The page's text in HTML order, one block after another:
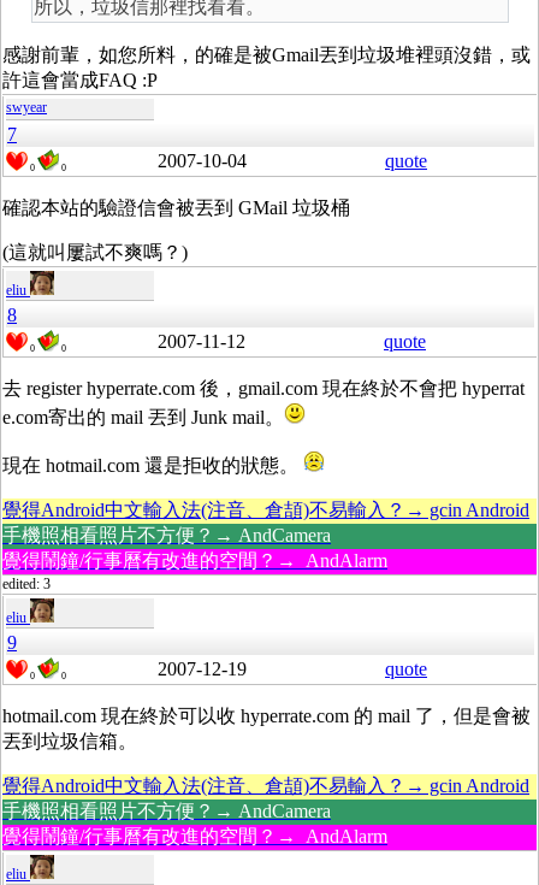
所以，垃圾信那裡找看看。
感謝前輩，如您所料，的確是被Gmail丟到垃圾堆裡頭沒錯，或
許這會當成FAQ :P
swyear
7
0 0 2007-10-04 quote
確認本站的驗證信會被丟到 GMail 垃圾桶
(這就叫屢試不爽嗎？)
eliu
8
0 0 2007-11-12 quote
去 register hyperrate.com 後，gmail.com 現在終於不會把 hyperrat
e.com寄出的 mail 丟到 Junk mail。
現在 hotmail.com 還是拒收的狀態。
覺得Android中文輸入法(注音、倉頡)不易輸入？→ gcin Android
手機照相看照片不方便？→ AndCamera
覺得鬧鐘/行事曆有改進的空間？→ AndAlarm
edited: 3
eliu
9
0 0 2007-12-19 quote
hotmail.com 現在終於可以收 hyperrate.com 的 mail 了，但是會被
丟到垃圾信箱。
覺得Android中文輸入法(注音、倉頡)不易輸入？→ gcin Android
手機照相看照片不方便？→ AndCamera
覺得鬧鐘/行事曆有改進的空間？→ AndAlarm
eliu